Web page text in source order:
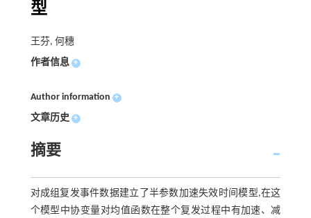
型
王芬, 何穗
作者信息 +
Author information +
文章历史 +
摘要
对成组复发事件数据建立了半参数加速失效时间模型,在这
个模型中协变量对均值函数在整个复发过程中有加速、减